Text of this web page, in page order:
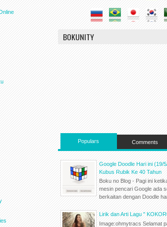
BOKUNITY
Populars Comments
Google Doodle Hari ini (19/
Kubus Rubik Ke 40 Tahun
Boku no Blog - Pagi ini
mesin pencari Google ada
berkaitan dengan Doodle
Lirik dan Arti Lagu "
Image:ohmytracs Selamat